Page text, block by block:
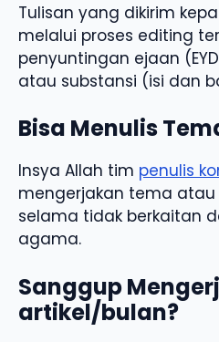
Tulisan yang dikirim
melalui proses editing
penyuntingan ejaan
atau substansi (isi dan
Bisa Menulis
Insya Allah tim penulis
mengerjakan tema atau
selama tidak berkaitan
agama.
Sanggup
artikel/bulan?